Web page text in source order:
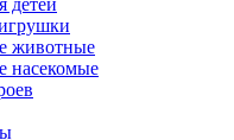
детей
животные
насекомые